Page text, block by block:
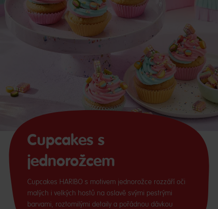
Cupcakes s
jednorožcem
Cupcakes HARIBO s motivem jednorožce rozzáří oči
malých i velkých hostů na oslavě svými pestrými
barvami, roztomilými detaily a pořádnou dávkou